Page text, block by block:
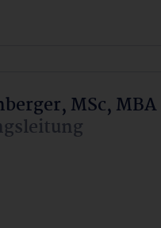
MSc, MBA